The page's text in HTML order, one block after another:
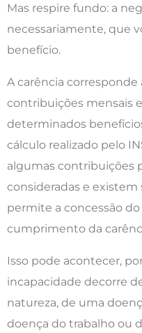
Mas respire fundo: a
necessariamente, que
benefício.
A carência
contribuições mensais
determinados
cálculo realizado pelo
algumas contribuições
consideradas e
permite a concessão
cumprimento da
Isso pode acontecer,
incapacidade decorre
natureza, de uma
doença do trabalho ou